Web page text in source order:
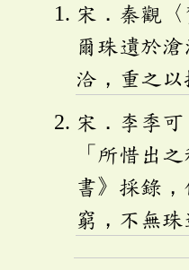
宋．秦觀
爾珠遺於
洽，重之以
宋．李季可
「所惜出
書》採錄
窮，不無珠